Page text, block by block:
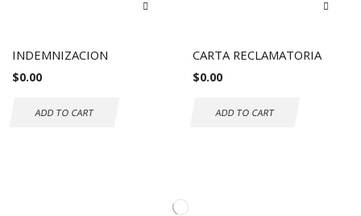
INDEMNIZACION
$0.00
ADD TO CART
CARTA RECLAMATORIA
$0.00
ADD TO CART